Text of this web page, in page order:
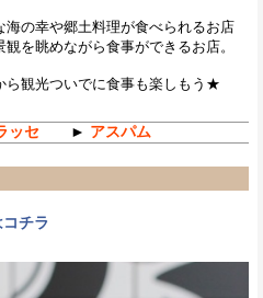
海の幸や郷土料理が食べられるお店
観を眺めながら食事ができるお店。
ら観光ついでに食事も楽しもう★
ッセ ► アスパム
チラ